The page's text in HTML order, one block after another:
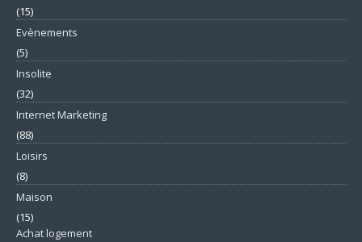
(15)
Evènements
(5)
Insolite
(32)
Internet Marketing
(88)
Loisirs
(8)
Maison
(15)
Achat logement